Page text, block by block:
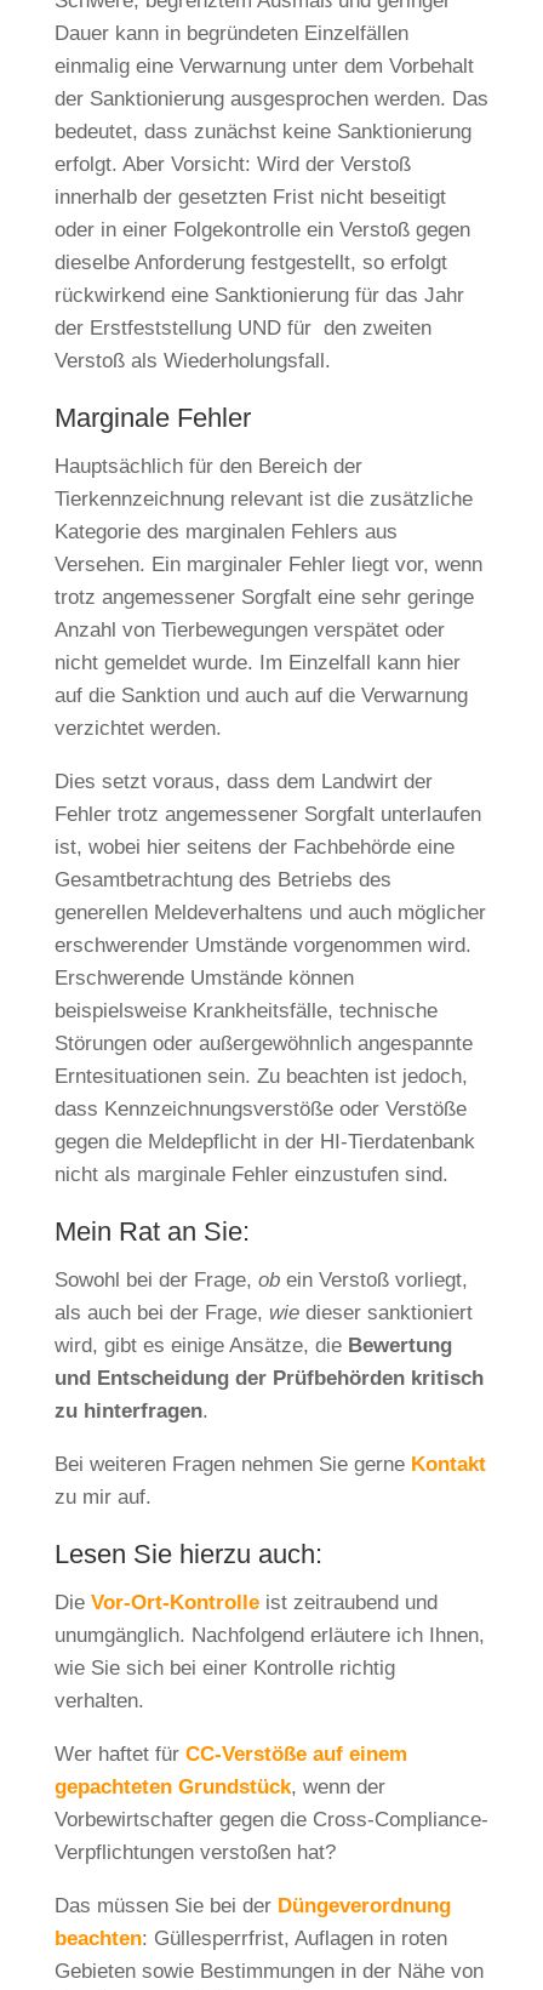
Dauer kann in begründeten Einzelfällen
einmalig eine Verwarnung unter dem Vorbehalt
der Sanktionierung ausgesprochen werden. Das
bedeutet, dass zunächst keine Sanktionierung
erfolgt. Aber Vorsicht: Wird der Verstoß
innerhalb der gesetzten Frist nicht beseitigt
oder in einer Folgekontrolle ein Verstoß gegen
dieselbe Anforderung festgestellt, so erfolgt
rückwirkend eine Sanktionierung für das Jahr
der Erstfeststellung UND für den zweiten
Verstoß als Wiederholungsfall.
Marginale Fehler
Hauptsächlich für den Bereich der
Tierkennzeichnung relevant ist die zusätzliche
Kategorie des marginalen Fehlers aus
Versehen. Ein marginaler Fehler liegt vor, wenn
trotz angemessener Sorgfalt eine sehr geringe
Anzahl von Tierbewegungen verspätet oder
nicht gemeldet wurde. Im Einzelfall kann hier
auf die Sanktion und auch auf die Verwarnung
verzichtet werden.
Dies setzt voraus, dass dem Landwirt der
Fehler trotz angemessener Sorgfalt unterlaufen
ist, wobei hier seitens der Fachbehörde eine
Gesamtbetrachtung des Betriebs des
generellen Meldeverhaltens und auch möglicher
erschwerender Umstände vorgenommen wird.
Erschwerende Umstände können
beispielsweise Krankheitsfälle, technische
Störungen oder außergewöhnlich angespannte
Erntesituationen sein. Zu beachten ist jedoch,
dass Kennzeichnungsverstöße oder Verstöße
gegen die Meldepflicht in der HI-Tierdatenbank
nicht als marginale Fehler einzustufen sind.
Mein Rat an Sie:
Sowohl bei der Frage, obein Verstoß vorliegt,
als auch bei der Frage, wiedieser sanktioniert
wird, gibt es einige Ansätze, die Bewertung
und Entscheidung der Prüfbehörden kritisch
zu hinterfragen.
Bei weiteren Fragen nehmen Sie gerne Kontakt
zu mir auf.
Lesen Sie hierzu auch:
Die Vor-Ort-Kontrolleist zeitraubend und
unumgänglich. Nachfolgend erläutere ich Ihnen,
wie Sie sich bei einer Kontrolle richtig
verhalten.
Wer haftet für CC-Verstöße auf einem
gepachteten Grundstück, wenn der
Vorbewirtschafter gegen die Cross-Compliance-
Verpflichtungen verstoßen hat?
Das müssen Sie bei der Düngeverordnung
beachten: Güllesperrfrist, Auflagen in roten
Gebieten sowie Bestimmungen in der Nähe von